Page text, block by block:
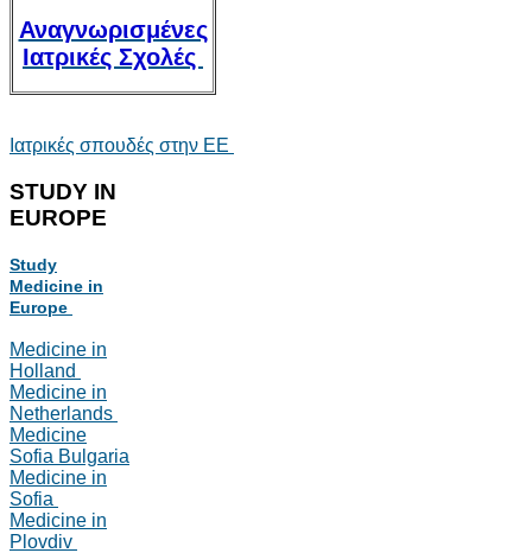
Αναγνωρισμένες
Ιατρικές Σχολές
Ιατρικές σπουδές στην ΕΕ
STUDY IN
EUROPE
Study
Medicine in
Europe
Medicine in
Holland
Medicine in
Netherlands
Medicine
Sofia Bulgaria
Medicine in
Sofia
Medicine in
Plovdiv